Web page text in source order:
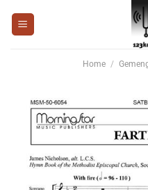
naar
Home /